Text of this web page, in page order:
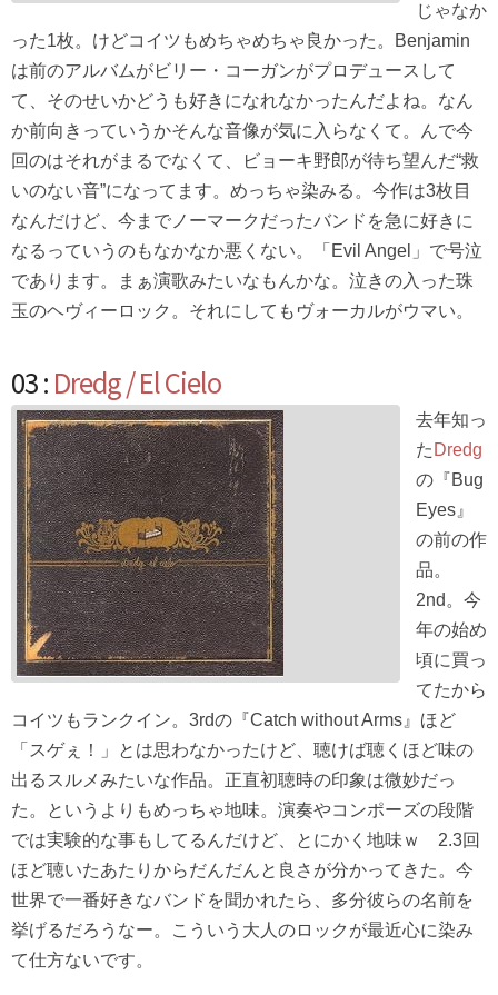
じゃなか
った1枚。けどコイツもめちゃめちゃ良かった。Benjamin
は前のアルバムがビリー・コーガンがプロデュースして
て、そのせいかどうも好きになれなかったんだよね。なん
か前向きっていうかそんな音像が気に入らなくて。んで今
回のはそれがまるでなくて、ビョーキ野郎が待ち望んだ“救
いのない音”になってます。めっちゃ染みる。今作は3枚目
なんだけど、今までノーマークだったバンドを急に好きに
なるっていうのもなかなか悪くない。「Evil Angel」で号泣
であります。まぁ演歌みたいなもんかな。泣きの入った珠
玉のヘヴィーロック。それにしてもヴォーカルがウマい。
03 : Dredg / El Cielo
去年知っ
た Dredg
の『Bug
Eyes』
の前の作
品。
2nd。今
年の始め
頃に買っ
てたから
コイツもランクイン。3rdの『Catch without Arms』ほど
「スゲぇ！」とは思わなかったけど、聴けば聴くほど味の
出るスルメみたいな作品。正直初聴時の印象は微妙だっ
た。というよりもめっちゃ地味。演奏やコンポーズの段階
では実験的な事もしてるんだけど、とにかく地味ｗ 2.3回
ほど聴いたあたりからだんだんと良さが分かってきた。今
世界で一番好きなバンドを聞かれたら、多分彼らの名前を
挙げるだろうなー。こういう大人のロックが最近心に染み
て仕方ないです。